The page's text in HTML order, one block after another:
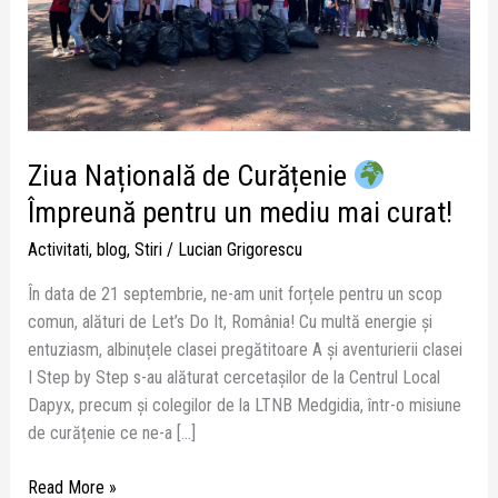
Ziua Națională de Curățenie
Împreună pentru un mediu mai curat!
Activitati, blog, Stiri/ Lucian Grigorescu
În data de 21 septembrie, ne-am unit forțele pentru un scop
comun, alături de Let’s Do It, România! Cu multă energie și
entuziasm, albinuțele clasei pregătitoare A și aventurierii clasei
I Step by Step s-au alăturat cercetașilor de la Centrul Local
Dapyx, precum și colegilor de la LTNB Medgidia, într-o misiune
de curățenie ce ne-a […]
un
mediu
mai
curat!
Read More »